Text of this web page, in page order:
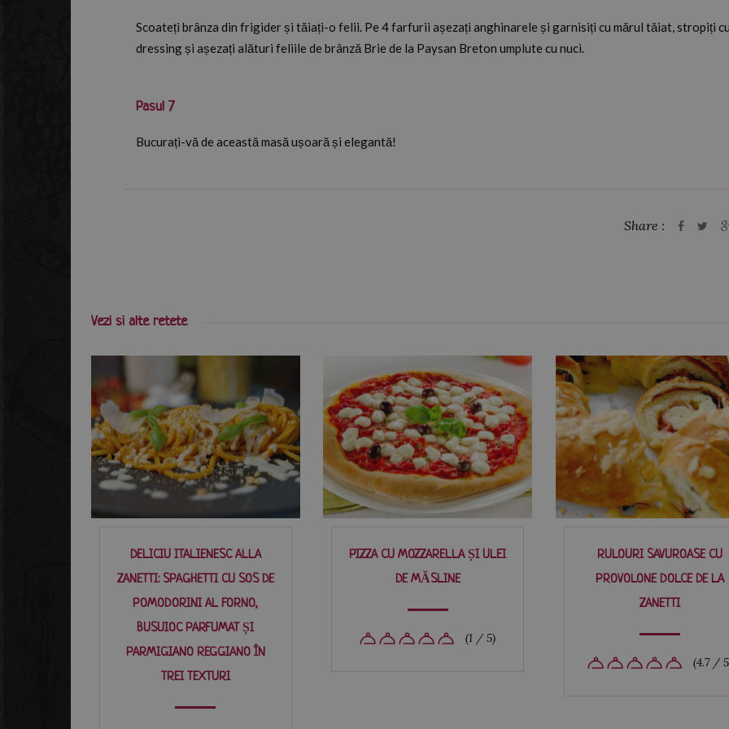
Scoateți brânza din frigider și tăiați-o felii. Pe 4 farfurii așezați anghinarele și garnisiți cu mărul tăiat, stropiți
dressing și așezați alături feliile de brânză Brie de la Paysan Breton umplute cu nuci.
Pasul 7
Bucurați-vă de această masă ușoară și elegantă!
Vezi si alte retete
DELICIU ITALIENESC ALLA
ZANETTI: SPAGHETTI CU SOS DE
POMODORINI AL FORNO,
BUSUIOC PARFUMAT ȘI
PARMIGIANO REGGIANO ÎN
TREI TEXTURI
PIZZA CU MOZZARELLA ȘI ULEI
DE MĂSLINE
(1 / 5)
RULOURI SAVUROASE CU
PROVOLONE DOLCE DE LA
ZANETTI
(4.7 /